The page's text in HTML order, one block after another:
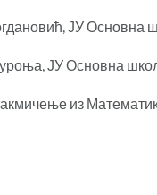
ЈУ Основна
ЈУ Основна
из